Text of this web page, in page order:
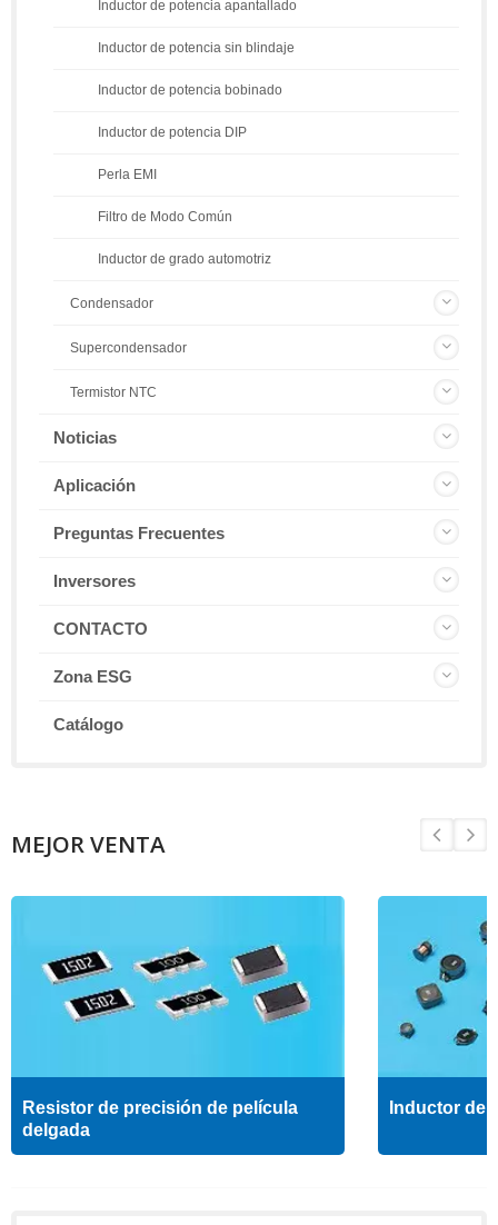
Inductor de potencia apantallado
Inductor de potencia sin blindaje
Inductor de potencia bobinado
Inductor de potencia DIP
Perla EMI
Filtro de Modo Común
Inductor de grado automotriz
Condensador
Supercondensador
Termistor NTC
Noticias
Aplicación
Preguntas Frecuentes
Inversores
CONTACTO
Zona ESG
Catálogo
MEJOR VENTA
Resistor de precisión de película
delgada
Inductor de